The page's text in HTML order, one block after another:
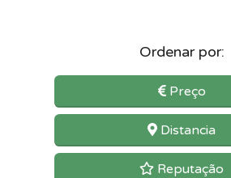
Ordenar por:
Preço
Distancia
Reputação